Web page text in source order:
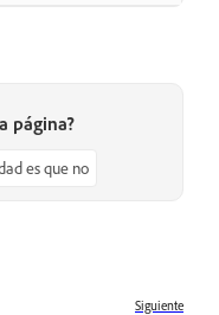
página?
es que no
Siguiente